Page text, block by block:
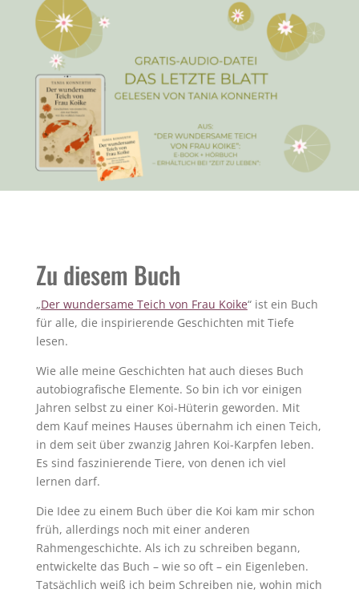
Zu diesem Buch
„Der wundersame Teich von Frau Koike“ ist ein Buch
für alle, die inspirierende Geschichten mit Tiefe
lesen.
Wie alle meine Geschichten hat auch dieses Buch
autobiografische Elemente. So bin ich vor einigen
Jahren selbst zu einer Koi-Hüterin geworden. Mit
dem Kauf meines Hauses übernahm ich einen Teich,
in dem seit über zwanzig Jahren Koi-Karpfen leben.
Es sind faszinierende Tiere, von denen ich viel
lernen darf.
Die Idee zu einem Buch über die Koi kam mir schon
früh, allerdings noch mit einer anderen
Rahmengeschichte. Als ich zu schreiben begann,
entwickelte das Buch – wie so oft – ein Eigenleben.
Tatsächlich weiß ich beim Schreiben nie, wohin mich